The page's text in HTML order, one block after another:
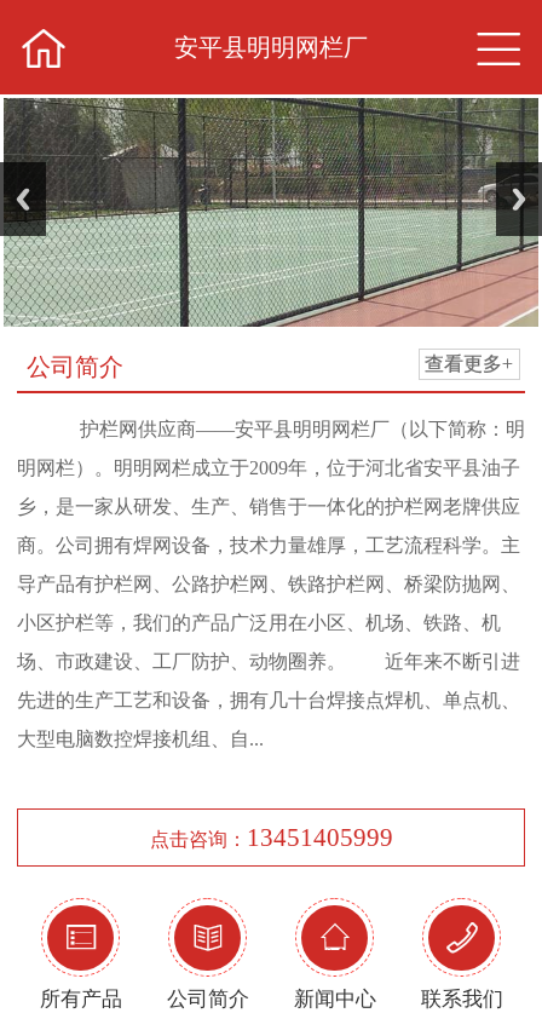

 安平县明明网栏厂
公司简介 查看更多+
明网栏）。明明网栏成立于2009年，位于河北省安平县油子
乡，是一家从研发、生产、销售于一体化的护栏网老牌供应
商。公司拥有焊网设备，技术力量雄厚，工艺流程科学。主
导产品有护栏网、公路护栏网、铁路护栏网、桥梁防抛网、
小区护栏等，我们的产品广泛用在小区、机场、铁路、机
场、市政建设、工厂防护、动物圈养。 近年来不断引进
先进的生产工艺和设备，拥有几十台焊接点焊机、单点机、
大型电脑数控焊接机组、自...
点击咨询： 13451405999

所有产品

公司简介

新闻中心

联系我们